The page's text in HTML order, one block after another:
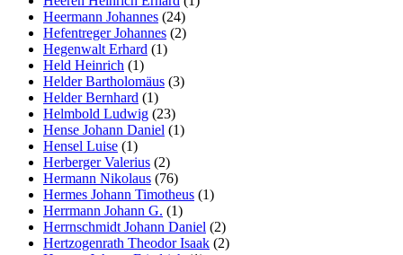
Heermann Johannes (24)
Hefentreger Johannes (2)
Hegenwalt Erhard (1)
Held Heinrich (1)
Helder Bartholomäus (3)
Helder Bernhard (1)
Helmbold Ludwig (23)
Hense Johann Daniel (1)
Hensel Luise (1)
Herberger Valerius (2)
Hermann Nikolaus (76)
Hermes Johann Timotheus (1)
Herrmann Johann G. (1)
Herrnschmidt Johann Daniel (2)
Hertzogenrath Theodor Isaak (2)